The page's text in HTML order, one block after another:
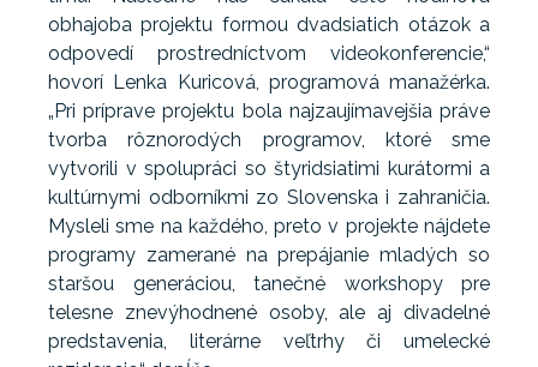
obhajoba projektu formou dvadsiatich otázok a
odpovedí prostredníctvom videokonferencie,“
hovorí Lenka Kuricová, programová manažérka.
„Pri príprave projektu bola najzaujímavejšia práve
tvorba rôznorodých programov, ktoré sme
vytvorili v spolupráci so štyridsiatimi kurátormi a
kultúrnymi odborníkmi zo Slovenska i zahraničia.
Mysleli sme na každého, preto v projekte nájdete
programy zamerané na prepájanie mladých so
staršou generáciou, tanečné workshopy pre
telesne znevýhodnené osoby, ale aj divadelné
predstavenia, literárne veľtrhy či umelecké